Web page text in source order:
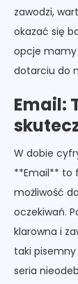
zawodzi,
okazać się
opcje
dotarciu do
Email:
W dobie
**Email** to
możliwość
oczekiwań.
klarowna i
taki
seria